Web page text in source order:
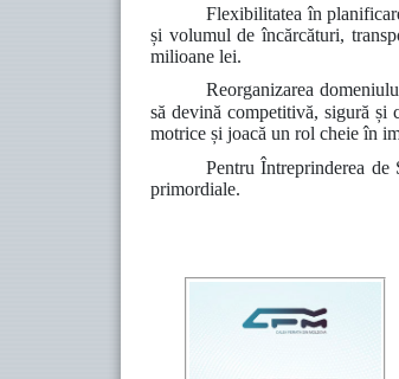
Flexibilitatea în
și volumul de încărcături,
milioane lei.
Reorganizarea
să devină competitivă, sigură
motrice și joacă un rol cheie în
Pentru Întreprinderea de
primordiale.